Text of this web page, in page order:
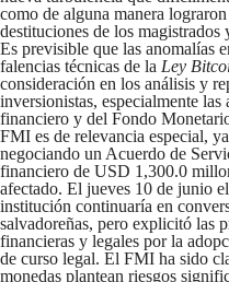
como de alguna manera
destituciones de los magistrados
Es previsible que las anomalías
falencias técnicas de la Ley
consideración en los análisis y
inversionistas, especialmente
financiero y del Fondo
FMI es de relevancia especial,
negociando un Acuerdo de
financiero de USD 1,300.0
afectado. El jueves 10 de junio
institución continuaría en
salvadoreñas, pero explicitó las
financieras y legales por la
de curso legal. El FMI ha sido
monedas plantean riesgos